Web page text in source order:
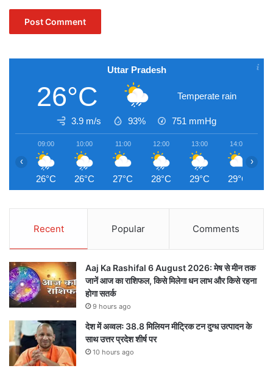
Uttar Pradesh
26°C Temperate rain
3.9 m/s 93% 751 mmHg
09:00
26°C
10:00
26°C
11:00
27°C
12:00
28°C
13:00
29°C
14:00
29°C
‹ ›
Recent Popular Comments
Aaj Ka Rashifal 6 August 2026: मेष से मीन तक
जानें आज का राशिफल, किसे मिलेगा धन लाभ और किसे रहना
होगा सतर्क
9 hours ago
देश में अव्वलः 38.8 मिलियन मीट्रिक टन दुग्ध उत्पादन के
साथ उत्तर प्रदेश शीर्ष पर
10 hours ago